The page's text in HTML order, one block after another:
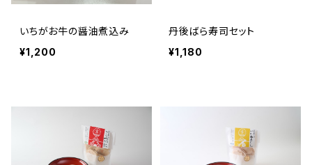
いちがお牛の醤油煮込み
¥1,200
丹後ばら寿司セット
¥1,180